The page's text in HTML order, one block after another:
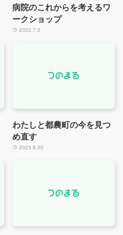
病院のこれからを考えるワ
ークショップ
2022.7.5
わたしと都農町の今を見つ
め直す
2023.8.30